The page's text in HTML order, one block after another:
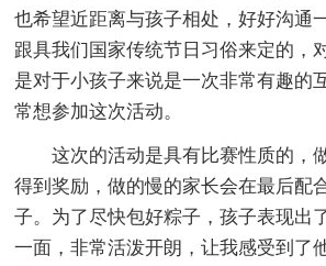
也希望近距离与孩子相处，好好沟通
跟具我们国家传统节日习俗来定的，
是对于小孩子来说是一次非常有趣的
常想参加这次活动。
这次的活动是具有比赛性质的，
得到奖励，做的慢的家长会在最后配
子。为了尽快包好粽子，孩子表现出
一面，非常活泼开朗，让我感受到了